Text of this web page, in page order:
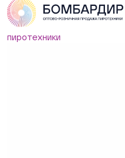
пиротехники